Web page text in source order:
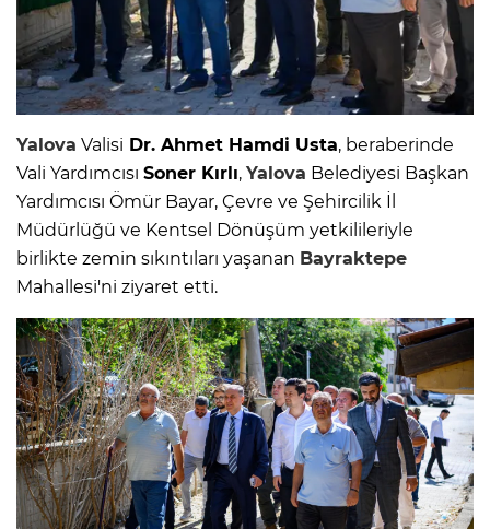
Yalova Valisi Dr. Ahmet Hamdi Usta, beraberinde
Vali Yardımcısı Soner Kırlı, Yalova Belediyesi Başkan
Yardımcısı Ömür Bayar, Çevre ve Şehircilik İl
Müdürlüğü ve Kentsel Dönüşüm yetkilileriyle
birlikte zemin sıkıntıları yaşanan Bayraktepe
Mahallesi'ni ziyaret etti.